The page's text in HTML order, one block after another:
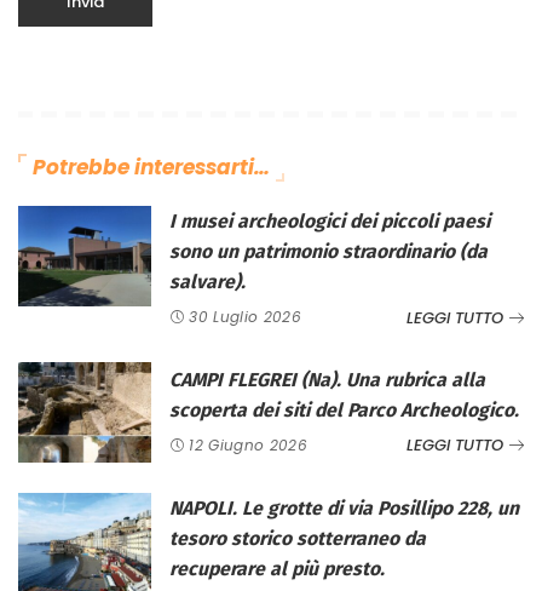
Potrebbe interessarti…
I musei archeologici dei piccoli paesi
sono un patrimonio straordinario (da
salvare).
30 Luglio 2026 LEGGI TUTTO
CAMPI FLEGREI (Na). Una rubrica alla
scoperta dei siti del Parco Archeologico.
12 Giugno 2026 LEGGI TUTTO
NAPOLI. Le grotte di via Posillipo 228, un
tesoro storico sotterraneo da
recuperare al più presto.